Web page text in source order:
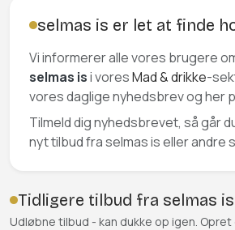
selmas is er let at finde
Vi informerer alle vores brugere
selmas isi voresMad & drikke-
vores daglige nyhedsbrev og her
Tilmeld dig nyhedsbrevet, så går
nyt tilbud fra selmas is eller andre
Tidligere tilbud fra selmas is
Udløbne tilbud - kan dukke op igen.